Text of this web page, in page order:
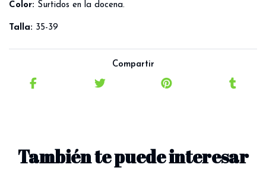
Color: Surtidos en la docena.
Talla: 35-39
Compartir
También te puede interesar